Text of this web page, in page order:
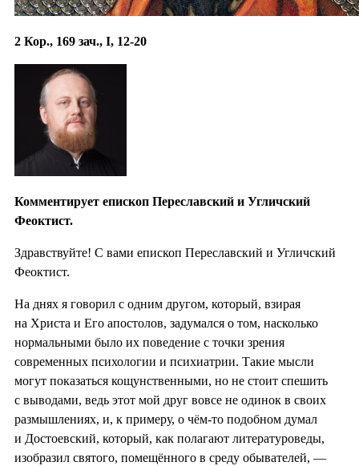
2 Кор., 169 зач., I, 12-20
Комментирует епископ Переславский и Угличский
Феоктист.
Здравствуйте! С вами епископ Переславский и Угличский
Феоктист.
На днях я говорил с одним другом, который, взирая
на Христа и Его апостолов, задумался о том, насколько
нормальными было их поведение с точки зрения
современных психологии и психиатрии. Такие мысли
могут показаться кощунственными, но не стоит спешить
с выводами, ведь этот мой друг вовсе не одинок в своих
размышлениях, и, к примеру, о чём-то подобном думал
и Достоевский, который, как полагают литературоведы,
изобразил святого, помещённого в среду обывателей, —